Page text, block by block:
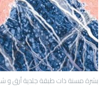
بشرة مسنة ذات طبقة جلدية أرق و